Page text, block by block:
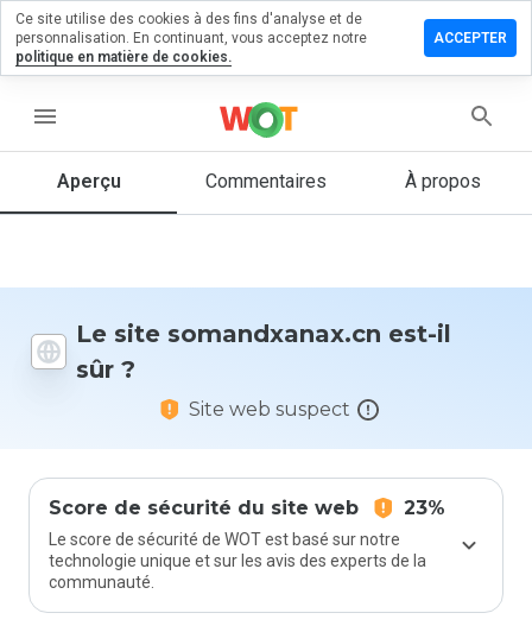
menu
Aperçu Commentaires À propos
Le site somandxanax.cn est-il
sûr ?
Site web suspect
Score de sécurité du site web 23%
Le score de sécurité de WOT est basé sur notre
technologie unique et sur les avis des experts de la
communauté.
un
1 et 5
vous à ce
site ?
Ce site utilise des cookies à des fins d'analyse et de
personnalisation. En continuant, vous acceptez notre
politique en matière de cookies.
ACCEPTER